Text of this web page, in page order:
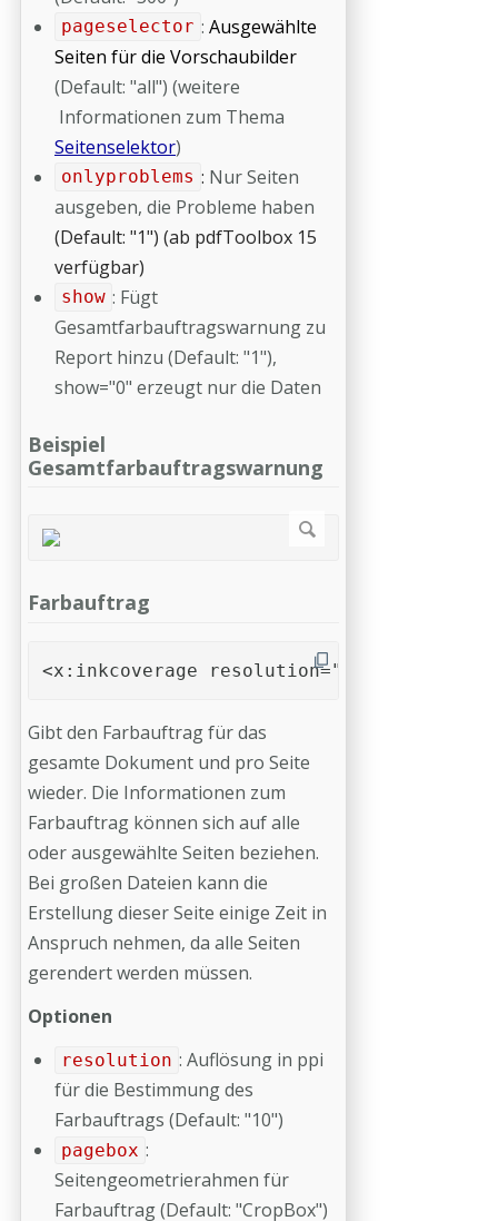
pageselector : Ausgewählte
Seiten für die Vorschaubilder
(Default: "all") (weitere
Informationen zum Thema
Seitenselektor)
onlyproblems : Nur Seiten
ausgeben, die Probleme haben
(Default: "1") (ab pdfToolbox 15
verfügbar)
show : Fügt
Gesamtfarbauftragswarnung zu
Report hinzu (Default: "1"),
show="0" erzeugt nur die Daten
Beispiel
Gesamtfarbauftragswarnung
Farbauftrag
<x:inkcoverage resolution="10"
Gibt den Farbauftrag für das
gesamte Dokument und pro Seite
wieder. Die Informationen zum
Farbauftrag können sich auf alle
oder ausgewählte Seiten beziehen.
Bei großen Dateien kann die
Erstellung dieser Seite einige Zeit in
Anspruch nehmen, da alle Seiten
gerendert werden müssen.
Optionen
resolution : Auflösung in ppi
für die Bestimmung des
Farbauftrags (Default: "10")
pagebox :
Seitengeometrierahmen für
Farbauftrag (Default: "CropBox")